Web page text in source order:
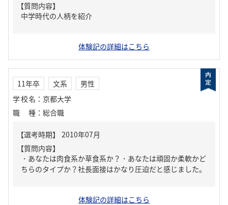
【質問内容】
中学時代の人柄を紹介
体験記の詳細はこちら
11年卒 文系
男性
学校名 ： 京都大学
職種 ： 総合職
【質問内容】
・あなたは肉食系か草食系か？・あなたは頑固か柔軟かど
ちらのタイプか？社長面接はかなり圧迫だと感じました。
体験記の詳細はこちら